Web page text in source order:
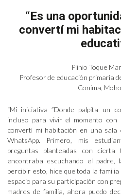
“Es una
convertí mi
Plinio Toque
Profesor de educación primaria
Conima,
“Mi iniciativa ”Donde palpita un
incluso para vivir el momento
convertí mi habitación en una sala
WhatsApp. Primero, mis
preguntas planteadas con
encontraba escuchando el
percibir esto, hice que toda la
espacio para su participación con
madres de familia, ahora puedo